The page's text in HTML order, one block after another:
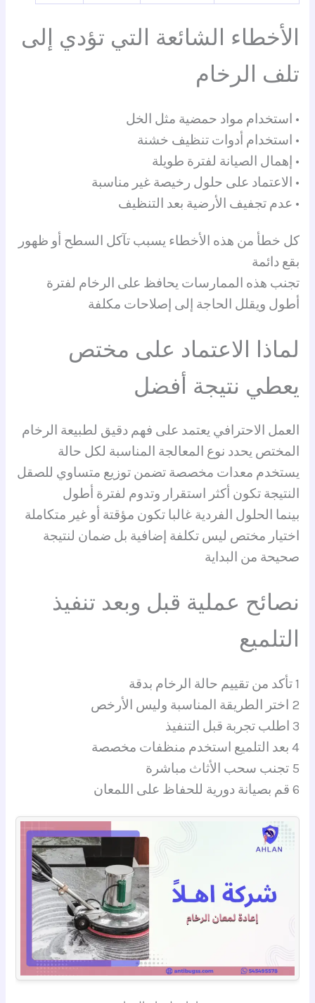
الأخطاء الشائعة التي تؤدي إلى
تلف الرخام
• استخدام مواد حمضية مثل الخل
• استخدام أدوات تنظيف خشنة
• إهمال الصيانة لفترة طويلة
• الاعتماد على حلول رخيصة غير مناسبة
• عدم تجفيف الأرضية بعد التنظيف
كل خطأ من هذه الأخطاء يسبب تآكل السطح أو ظهور
بقع دائمة
تجنب هذه الممارسات يحافظ على الرخام لفترة
أطول ويقلل الحاجة إلى إصلاحات مكلفة
لماذا الاعتماد على مختص
يعطي نتيجة أفضل
العمل الاحترافي يعتمد على فهم دقيق لطبيعة الرخام
المختص يحدد نوع المعالجة المناسبة لكل حالة
يستخدم معدات مخصصة تضمن توزيع متساوي للصقل
النتيجة تكون أكثر استقرار وتدوم لفترة أطول
بينما الحلول الفردية غالبا تكون مؤقتة أو غير متكاملة
اختيار مختص ليس تكلفة إضافية بل ضمان لنتيجة
صحيحة من البداية
نصائح عملية قبل وبعد تنفيذ
التلميع
1 تأكد من تقييم حالة الرخام بدقة
2 اختر الطريقة المناسبة وليس الأرخص
3 اطلب تجربة قبل التنفيذ
4 بعد التلميع استخدم منظفات مخصصة
5 تجنب سحب الأثاث مباشرة
6 قم بصيانة دورية للحفاظ على اللمعان